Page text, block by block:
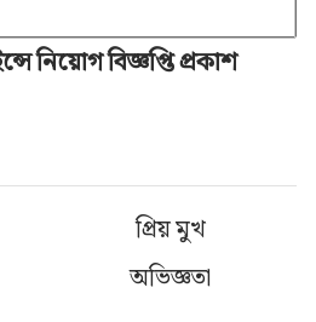
নিয়োগ বিজ্ঞপ্তি প্রকাশ
প্রিয় মুখ
অভিজ্ঞতা